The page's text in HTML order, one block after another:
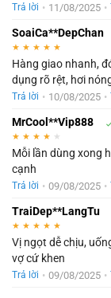
Trả lời • 11/08/2025 •
SoaiCa**DepChan
★ ★ ★ ★ ★
Hàng giao nhanh,
dụng rõ rệt, hơi
Trả lời • 10/08/2025 •
MrCool**Vip888
★ ★ ★ ★ ★
Mỗi lần dùng xong
cạnh
Trả lời • 09/08/2025 •
TraiDep**LangTu
★ ★ ★ ★ ★
Vị ngọt dễ chịu,
vợ cứ khen
Trả lời • 09/08/2025 •